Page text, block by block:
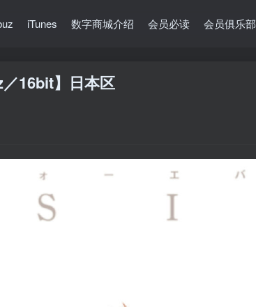
iTunes 数字商城介绍 会员必读 会员俱乐部
16bit】日本区